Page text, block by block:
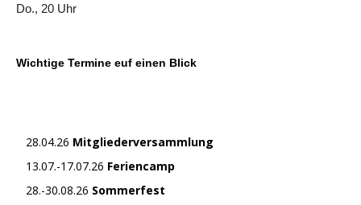
Do., 20 Uhr
Wichtige Termine euf einen Blick
28.04.26 Mitgliederversammlung
13.07.-17.07.26 Feriencamp
28.-30.08.26 Sommerfest